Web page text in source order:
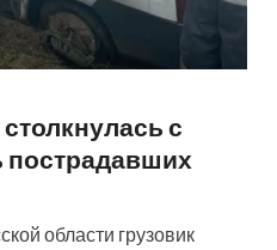
с
пострадавших
области грузовик